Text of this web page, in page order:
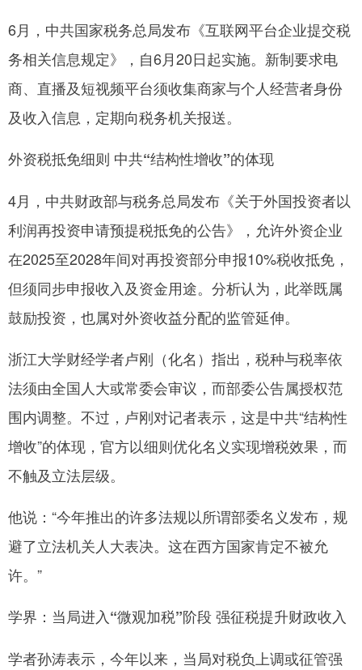
6月，中共国家税务总局发布《互联网平台企业提交税
务相关信息规定》，自6月20日起实施。新制要求电
商、直播及短视频平台须收集商家与个人经营者身份
及收入信息，定期向税务机关报送。
外资税抵免细则 中共“结构性增收”的体现
4月，中共财政部与税务总局发布《关于外国投资者以
利润再投资申请预提税抵免的公告》，允许外资企业
在2025至2028年间对再投资部分申报10%税收抵免，
但须同步申报收入及资金用途。分析认为，此举既属
鼓励投资，也属对外资收益分配的监管延伸。
浙江大学财经学者卢刚（化名）指出，税种与税率依
法须由全国人大或常委会审议，而部委公告属授权范
围内调整。不过，卢刚对记者表示，这是中共“结构性
增收”的体现，官方以细则优化名义实现增税效果，而
不触及立法层级。
他说：“今年推出的许多法规以所谓部委名义发布，规
避了立法机关人大表决。这在西方国家肯定不被允
许。”
学界：当局进入“微观加税”阶段 强征税提升财政收入
学者孙涛表示，今年以来，当局对税负上调或征管强